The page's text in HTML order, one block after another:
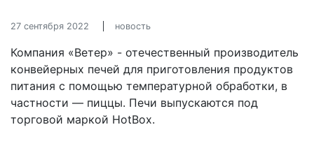
27 сентября 2022 новость
Компания «Ветер» - отечественный производитель
конвейерных печей для приготовления продуктов
питания с помощью температурной обработки, в
частности — пиццы. Печи выпускаются под
торговой маркой HotBox.